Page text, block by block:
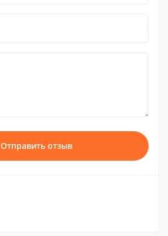
Отправить отзыв